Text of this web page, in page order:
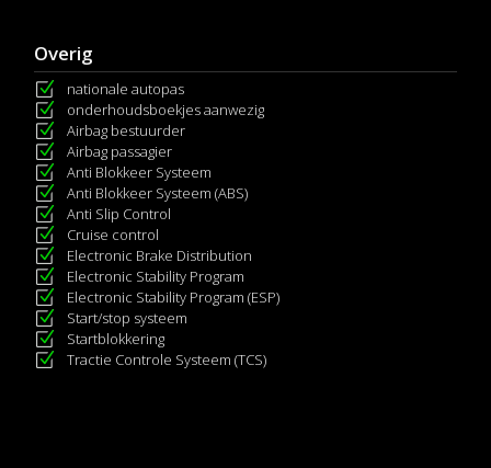
Overig
nationale autopas
onderhoudsboekjes aanwezig
Airbag bestuurder
Airbag passagier
Anti Blokkeer Systeem
Anti Blokkeer Systeem (ABS)
Anti Slip Control
Cruise control
Electronic Brake Distribution
Electronic Stability Program
Electronic Stability Program (ESP)
Start/stop systeem
Startblokkering
Tractie Controle Systeem (TCS)